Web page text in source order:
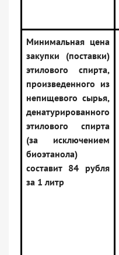
Минимальная цена
закупки (поставки)
этилового спирта,
произведенного из
непищевого сырья,
денатурированного
этилового спирта
(за исключением
биоэтанола)
составит 84 рубля
за 1 литр